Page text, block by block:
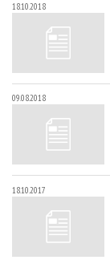
18.10.2018
09.08.2018
18.10.2017